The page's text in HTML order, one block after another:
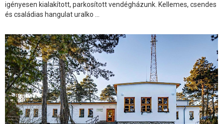
igényesen kialakított, parkosított vendégházunk. Kellemes, csendes
és családias hangulat uralko ...